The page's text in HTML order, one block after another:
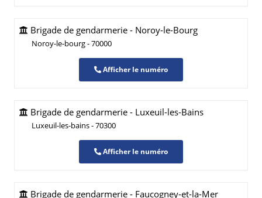
Brigade de gendarmerie - Noroy-le-Bourg
Noroy-le-bourg - 70000
Afficher le numéro
Brigade de gendarmerie - Luxeuil-les-Bains
Luxeuil-les-bains - 70300
Afficher le numéro
Brigade de gendarmerie - Faucogney-et-la-Mer